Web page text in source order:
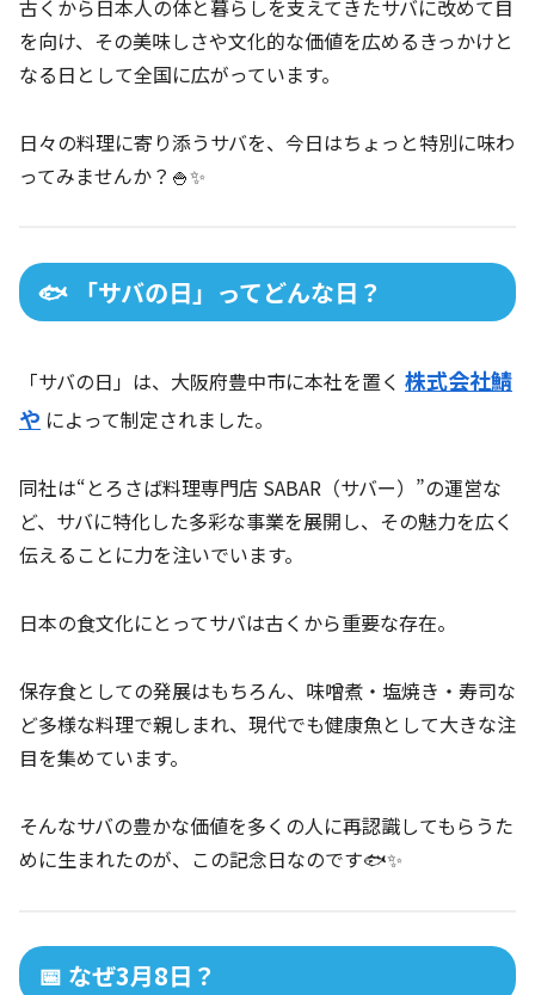
古くから日本人の体と暮らしを支えてきたサバに改めて目
を向け、その美味しさや文化的な価値を広めるきっかけと
なる日として全国に広がっています。
日々の料理に寄り添うサバを、今日はちょっと特別に味わ
ってみませんか？🍚✨
🐟 「サバの日」ってどんな日？
「サバの日」は、大阪府豊中市に本社を置く 株式会社鯖
や によって制定されました。
同社は“とろさば料理専門店 SABAR（サバー）”の運営な
ど、サバに特化した多彩な事業を展開し、その魅力を広く
伝えることに力を注いでいます。
日本の食文化にとってサバは古くから重要な存在。
保存食としての発展はもちろん、味噌煮・塩焼き・寿司な
ど多様な料理で親しまれ、現代でも健康魚として大きな注
目を集めています。
そんなサバの豊かな価値を多くの人に再認識してもらうた
めに生まれたのが、この記念日なのです🐟✨
📅 なぜ3月8日？